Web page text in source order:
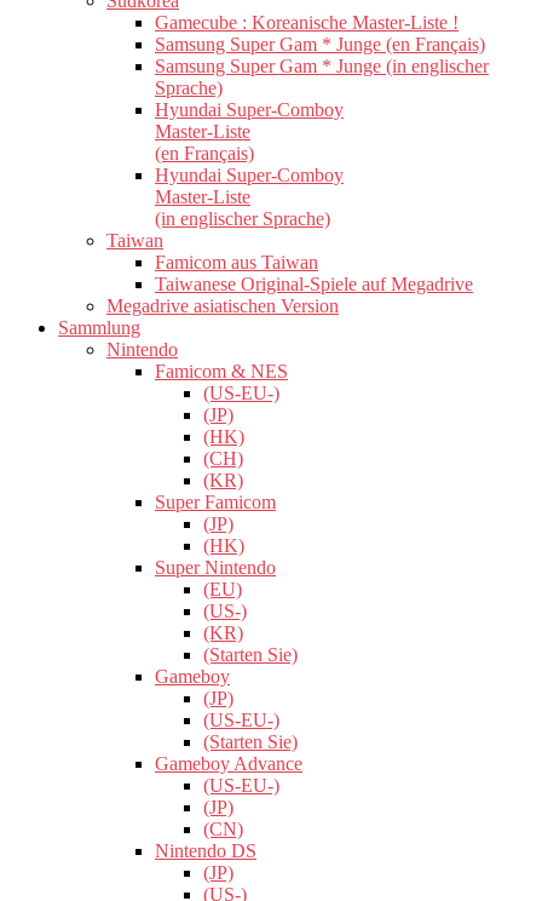
Gamecube : Koreanische Master-Liste !
Samsung Super Gam * Junge (en Français)
Samsung Super Gam * Junge (in englischer
Sprache)
Hyundai Super-Comboy
Master-Liste
(en Français)
Hyundai Super-Comboy
Master-Liste
(in englischer Sprache)
Taiwan
Famicom aus Taiwan
Taiwanese Original-Spiele auf Megadrive
Megadrive asiatischen Version
Sammlung
Nintendo
Famicom & NES
(US-EU-)
(JP)
(HK)
(CH)
(KR)
Super Famicom
(JP)
(HK)
Super Nintendo
(EU)
(US-)
(KR)
(Starten Sie)
Gameboy
(JP)
(US-EU-)
(Starten Sie)
Gameboy Advance
(US-EU-)
(JP)
(CN)
Nintendo DS
(JP)
(US-)